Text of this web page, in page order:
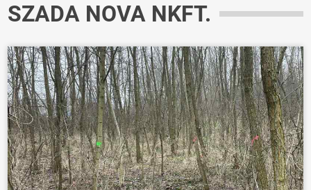
SZADA NOVA NKFT.